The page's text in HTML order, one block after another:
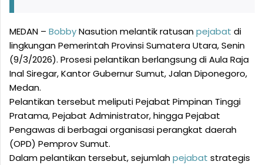
MEDAN – BobbyNasution melantik ratusanpejabat di
lingkungan Pemerintah Provinsi Sumatera Utara, Senin
(9/3/2026). Prosesi pelantikan berlangsung di Aula Raja
Inal Siregar, Kantor Gubernur Sumut, Jalan Diponegoro,
Medan.
Pelantikan tersebut meliputi Pejabat Pimpinan Tinggi
Pratama, Pejabat Administrator, hingga Pejabat
Pengawas di berbagai organisasi perangkat daerah
(OPD) Pemprov Sumut.
Dalam pelantikan tersebut, sejumlahpejabat strategis